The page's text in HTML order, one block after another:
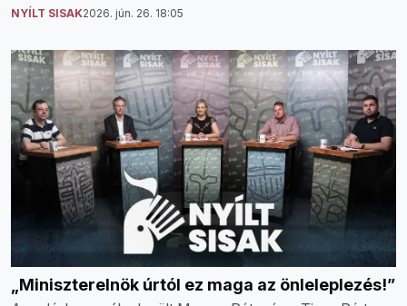
NYÍLT SISAK2026. jún. 26. 18:05
„Miniszterelnök úrtól ez maga az önleleplezés!”